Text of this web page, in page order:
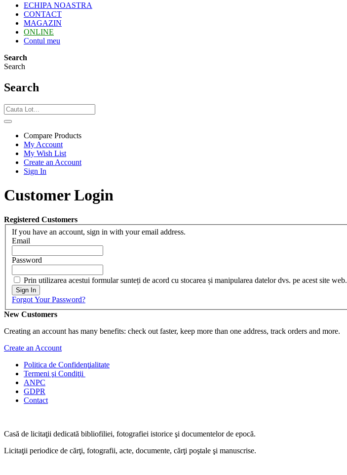
ECHIPA NOASTRA
CONTACT
MAGAZIN
ONLINE
Contul meu
Search
Search
Search
Compare Products
My Account
My Wish List
Create an Account
Sign In
Customer Login
Registered Customers
If you have an account, sign in with your email address.
Email
Password
Prin utilizarea acestui formular sunteți de acord cu stocarea și manipularea datelor dvs. pe acest site web.
Sign In
Forgot Your Password?
New Customers
Creating an account has many benefits: check out faster, keep more than one address, track orders and more.
Create an Account
Politica de Confidenţialitate
Termeni şi Condiţii
ANPC
GDPR
Contact
Casă de licitaţii dedicată bibliofiliei, fotografiei istorice şi documentelor de epocă.
Licitaţii periodice de cărţi, fotografii, acte, documente, cărţi poştale şi manuscrise.